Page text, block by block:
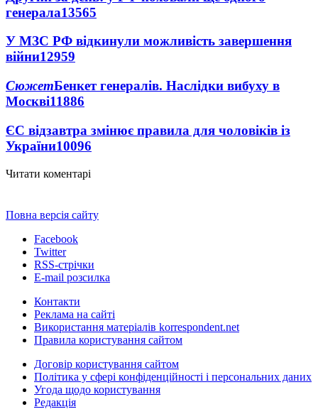
генерала13565
У МЗС РФ відкинули можливість завершення
війни12959
СюжетБенкет генералів. Наслідки вибуху в
Москві11886
ЄС відзавтра змінює правила для чоловіків із
України10096
Читати коментарі
Повна версія сайту
Facebook
Twitter
RSS-стрічки
E-mail розсилка
Контакти
Реклама на сайті
Використання матеріалів korrespondent.net
Правила користування сайтом
Договір користування сайтом
Політика у сфері конфіденційності і персональних даних
Угода щодо користування
Редакція